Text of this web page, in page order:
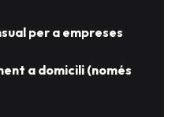
per a empreses
a domicili (només